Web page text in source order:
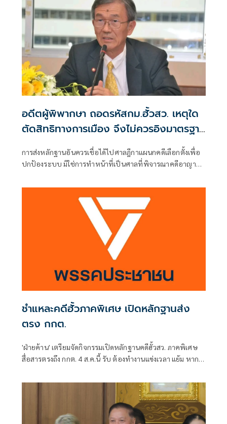
อดีตผู้พิพากษา ถอดรหัสกม.ฮั้วสว. เหตุใด
ตัดสิทธิทางการเมือง จึงไม่ควรอิงมาตรฐาน
เดียวกับคดีอาญา
การส่งหลักฐานอันควรเชื่อได้ไปศาลฎีกาแผนกคดีเลือกตั้งเพื่อ
ปกป้องระบบ มิใช่การทำหน้าที่เป็นศาลที่พิจารณาคดีอาญา
ชำแหละคดีฮั้วภาคพิเศษ เปิดหลักฐานส่ง
ตรง กกต.
'ฝ่ายค้าน' เตรียมจัดกิจกรรมเปิดหลักฐานคดีฮั้วสว. ภาคพิเศษ
สื่อสารตรงถึง กกต. 4 ส.ค.นี้ รับ ต้องทำงานแข่งเวลา แย้ม หาก
การปฏิบัติหน้าที่หรือไม่